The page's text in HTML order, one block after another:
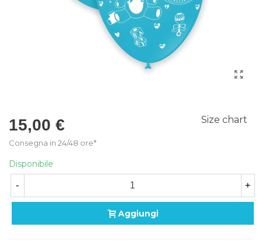
15,00 €
Consegna in 24/48 ore*
Size chart
Disponibile
- +
Aggiungi